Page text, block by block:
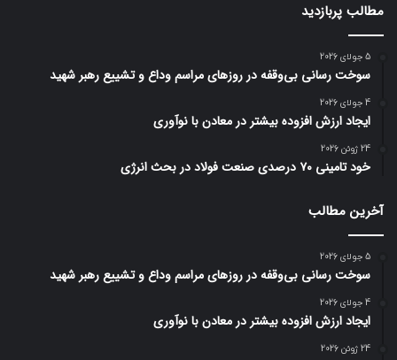
مطالب پربازدید
5 جولای 2026
سوخت رسانی بی‌وقفه در روز‌های مراسم وداع و تشییع رهبر شهید
4 جولای 2026
ایجاد ارزش افزوده بیشتر در معادن با نوآوری
24 ژوئن 2026
خود تامینی ۷۰ درصدی صنعت فولاد در بحث انرژی
آخرین مطالب
5 جولای 2026
سوخت رسانی بی‌وقفه در روز‌های مراسم وداع و تشییع رهبر شهید
4 جولای 2026
ایجاد ارزش افزوده بیشتر در معادن با نوآوری
24 ژوئن 2026